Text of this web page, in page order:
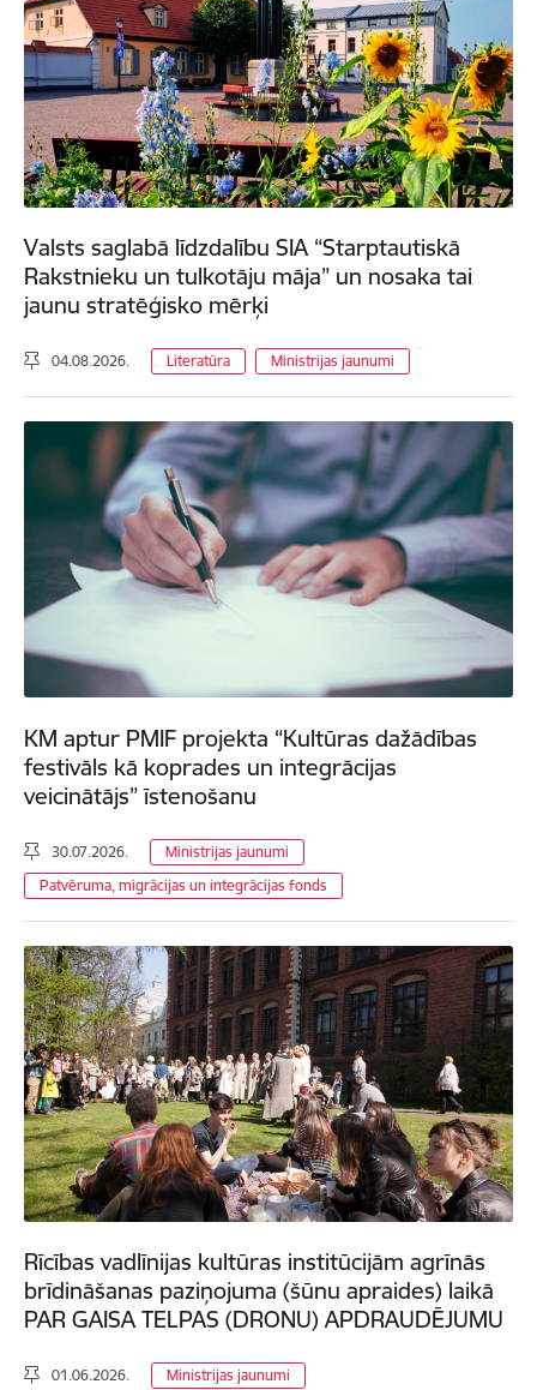
Valsts saglabā līdzdalību SIA “Starptautiskā
Rakstnieku un tulkotāju māja” un nosaka tai
jaunu stratēģisko mērķi
04.08.2026. Literatūra Ministrijas jaunumi
KM aptur PMIF projekta “Kultūras dažādības
festivāls kā koprades un integrācijas
veicinātājs” īstenošanu
30.07.2026.
Ministrijas jaunumi
Patvēruma, migrācijas un integrācijas fonds
Rīcības vadlīnijas kultūras institūcijām agrīnās
brīdināšanas paziņojuma (šūnu apraides) laikā
PAR GAISA TELPAS (DRONU) APDRAUDĒJUMU
01.06.2026. Ministrijas jaunumi